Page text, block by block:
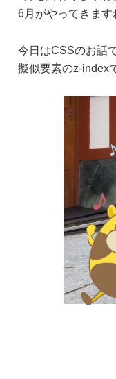
6月がやってきます
今日はCSSのお話
擬似要素のz-index